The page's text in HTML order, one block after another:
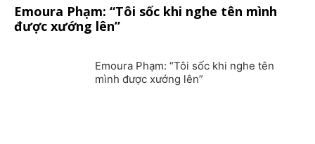
Emoura Phạm: “Tôi sốc khi nghe tên mình
được xướng lên”
Emoura Phạm: “Tôi sốc khi nghe tên
mình được xướng lên”